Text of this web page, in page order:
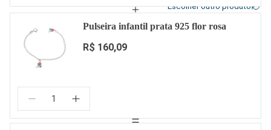
Pulseira infantil prata 925 flor rosa
R$ 160,09
Quantidade:
Escolher outro produto